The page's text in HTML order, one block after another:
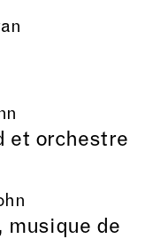
et orchestre
musique de